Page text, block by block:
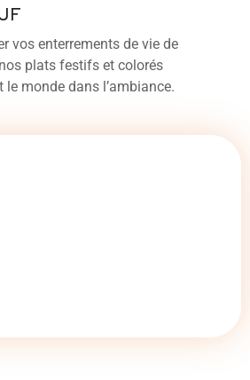
vos enterrements de vie de
plats festifs et colorés
le monde dans l’ambiance.